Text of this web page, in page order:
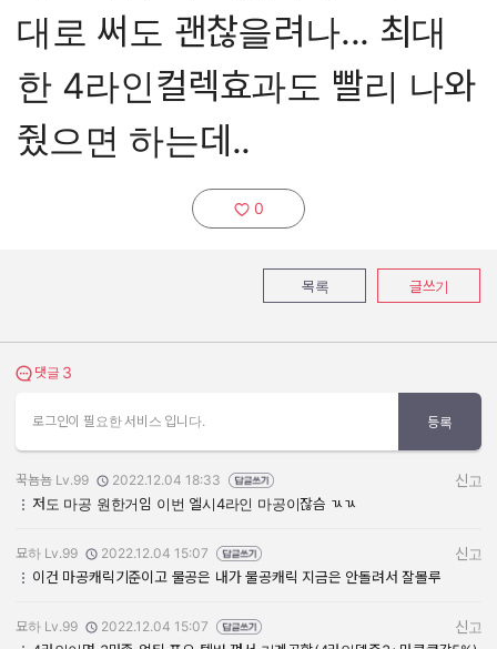
대로 써도 괜찮을려나... 최대
한 4라인컬렉효과도 빨리 나와
줬으면 하는데..
추천하기:
0
목록 글쓰기
댓글 보기
댓글 3
로그인이 필요한 서비스 입니다. 등록
작성자:
꾹뇸뇸 Lv.99
작성일:
2022.12.04 18:33
신고
저도 마공 원한거임 이번 엘시4라인 마공이잖슴 ㄳㄳ
작성자:
묘하 Lv.99
작성일:
2022.12.04 15:07
신고
이건 마공캐릭기준이고 물공은 내가 물공캐릭 지금은 안돌려서 잘몰루
작성자:
묘하 Lv.99
작성일:
2022.12.04 15:07
신고